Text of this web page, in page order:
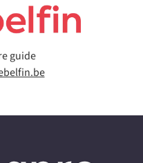
guide